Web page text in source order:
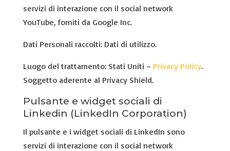
servizi di interazione con il social network
YouTube, forniti da Google Inc.
Dati Personali raccolti: Dati di utilizzo.
Luogo del trattamento: Stati Uniti – Privacy Policy.
Soggetto aderente al Privacy Shield.
Pulsante e widget sociali di
Linkedin (LinkedIn Corporation)
Il pulsante e i widget sociali di LinkedIn sono
servizi di interazione con il social network